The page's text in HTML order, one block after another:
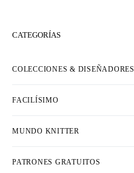
CATEGORÍAS
COLECCIONES & DISEÑADORES
FACILÍSIMO
MUNDO KNITTER
PATRONES GRATUITOS